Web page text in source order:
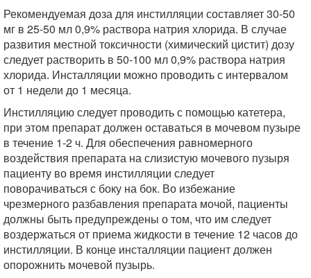
Рекомендуемая доза для инстилляции составляет 30-50
мг в 25-50 мл 0,9% раствора натрия хлорида. В случае
развития местной токсичности (химический цистит) дозу
следует растворить в 50-100 мл 0,9% раствора натрия
хлорида. Инсталляции можно проводить с интервалом
от 1 недели до 1 месяца.
Инстилляцию следует проводить с помощью катетера,
при этом препарат должен оставаться в мочевом пузыре
в течение 1-2 ч. Для обеспечения равномерного
воздействия препарата на слизистую мочевого пузыря
пациенту во время инстилляции следует
поворачиваться с боку на бок. Во избежание
чрезмерного разбавления препарата мочой, пациенты
должны быть предупреждены о том, что им следует
воздержаться от приема жидкости в течение 12 часов до
инстилляции. В конце инсталляции пациент должен
опорожнить мочевой пузырь.